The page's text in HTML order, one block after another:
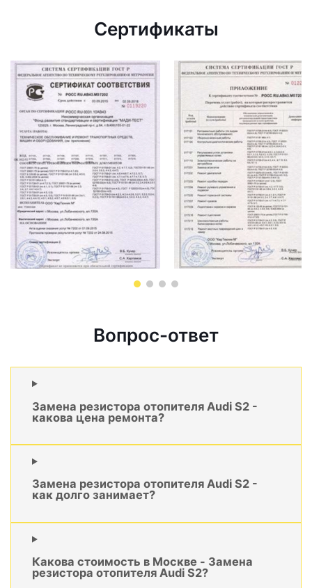
Сертификаты
Вопрос-ответ
Замена резистора отопителя Audi S2 -
какова цена ремонта?
Замена резистора отопителя Audi S2 -
как долго занимает?
Какова стоимость в Москве - Замена
резистора отопителя Audi S2?